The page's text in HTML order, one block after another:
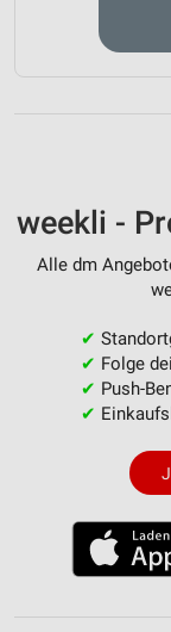
weekli -
Alle dm
✔
✔ Folge
✔ Push-
✔